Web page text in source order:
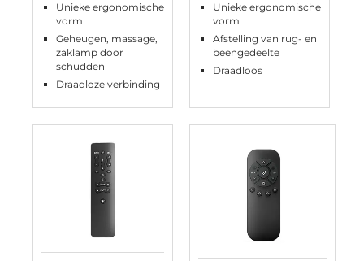
Unieke ergonomische
vorm
Geheugen, massage,
zaklamp door
schudden
Draadloze verbinding
Unieke ergonomische
vorm
Afstelling van rug- en
beengedeelte
Draadloos